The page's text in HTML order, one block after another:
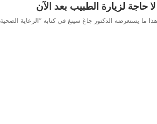
حاجة لزيارة الطبيب بعد الآن
ما يستعرضه الدكتور جاغ سينغ في كتابه “الرعاية الصحية